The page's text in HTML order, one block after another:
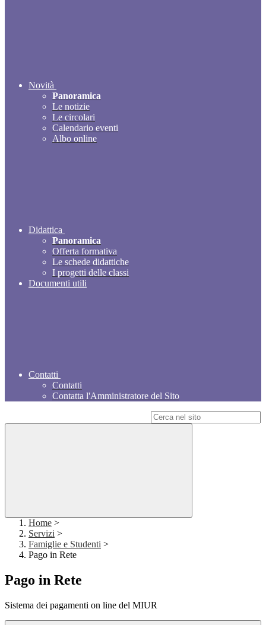
Novità
Panoramica
Le notizie
Le circolari
Calendario eventi
Albo online
Didattica
Panoramica
Offerta formativa
Le schede didattiche
I progetti delle classi
Documenti utili
Contatti
Contatti
Contatta l'Amministratore del Sito
Home >
Servizi >
Famiglie e Studenti >
Pago in Rete
Pago in Rete
Sistema dei pagamenti on line del MIUR